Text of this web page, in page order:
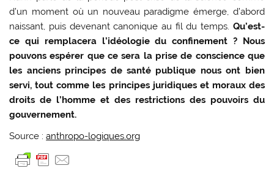
d’un moment où un nouveau paradigme émerge, d’abord
naissant, puis devenant canonique au fil du temps. Qu’est-
ce qui remplacera l’idéologie du confinement ? Nous
pouvons espérer que ce sera la prise de conscience que
les anciens principes de santé publique nous ont bien
servi, tout comme les principes juridiques et moraux des
droits de l’homme et des restrictions des pouvoirs du
gouvernement.
Source :anthropo-logiques.org